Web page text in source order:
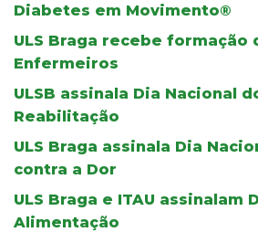
Diabetes em Movimento®
ULS Braga recebe formação
Enfermeiros
ULSB assinala Dia Nacional
Reabilitação
ULS Braga assinala Dia
contra a Dor
ULS Braga e ITAU assinalam
Alimentação